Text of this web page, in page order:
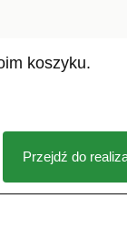
koszyku.
Przejdź do